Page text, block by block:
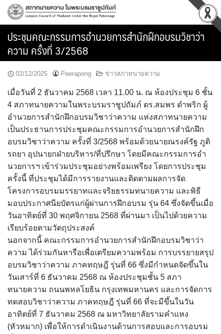
Skip
ประชุมคณะกรรมการอำนวยการสำนักฝึกอบรมวิชาว่า
ความ ครั้งที่ 3/2568
02/12/2025 Peerapong ข่าวสภาทนายความ
เมื่อวันที่ 2 ธันวาคม 2568 เวลา 11.00 น. ณ ห้องประชุม 6 ชั้น
4 สภาทนายความในพระบรมราชูปถัมภ์ ดร.สมพร ดำพริก ผู้
อำนวยการสำนักฝึกอบรมวิชาว่าความ แห่งสภาทนายความ
เป็นประธานการประชุมคณะกรรมการอำนวยการสำนักฝึก
อบรมวิชาว่าความ ครั้งที่ 3/2568 พร้อมด้วยนายณรงค์รัฐ ภูติ
รถยา อุปนายกฝ่ายบริหาร/ที่ปรึกษา โดยมีคณะกรรมการอำ
นวยการฯ เข้าร่วมประชุมอย่างพร้อมเพรียง โดยการประชุม
ครั้งนี้ ที่ประชุมได้มีการรายงานและติดตามผลการจัด
โครงการอบรมมรรยาทและจริยธรรมทนายความ และพิธี
มอบประกาศนียบัตรแก่ผู้ผ่านการฝึกอบรม รุ่น 64 ซึ่งจัดขึ้นเมื่อ
วันอาทิตย์ที่ 30 พฤศจิกายน 2568 ที่ผ่านมา เป็นไปด้วยความ
เรียบร้อยตามวัตถุประสงค์
นอกจากนี้ คณะกรรมการอำนวยการสำนักฝึกอบรมวิชาว่า
ความ ได้ร่วมกันหารือเพื่อเตรียมความพร้อม การบรรยายสรุป
อบรมวิชาว่าความ ภาคทฤษฎี รุ่นที่ 66 ซึ่งมีกำหนดจัดขึ้นใน
วันเสาร์ที่ 6 ธันวาคม 2568 ณ ห้องประชุมชั้น 5 สภา
ทนายความ ถนนพหลโยธิน กรุงเทพมหานคร และการจัดการ
ทดสอบวิชาว่าความ ภาคทฤษฎี รุ่นที่ 66 ที่จะมีขึ้นในวัน
อาทิตย์ที่ 7 ธันวาคม 2568 ณ มหาวิทยาลัยรามคำแหง
(หัวหมาก) เพื่อให้การดำเนินงานด้านการสอบและการอบรม